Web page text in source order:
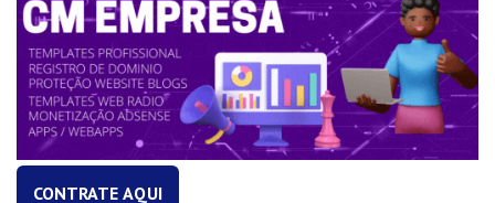
CONTRATE AQUI